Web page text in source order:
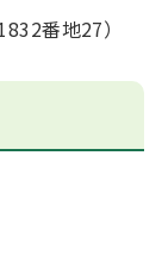
番地27）